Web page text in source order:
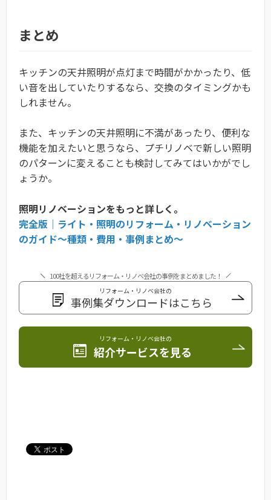
まとめ
キッチンの天井照明が点灯まで時間がかかったり、低
い音を出していたりするなら、交換のタイミングかも
しれません。
また、キッチンの天井照明に不満があったり、便利な
機能を加えたいと思うなら、プチリノベで新しい照明
のパターンに変えることも検討してみてはいかがでし
ょうか。
照明リノベーションをもっと詳しく。
完全版｜ライト・照明のリフォーム・リノベーション
のガイド〜種類・費用・事例まとめ〜
100社を超えるリフォーム・リノベ会社の事例をまとめました！
リフォーム・リノベ会社の
事例集ダウンロードはこちら
リフォーム・リノベ会社の
紹介サービスを見る